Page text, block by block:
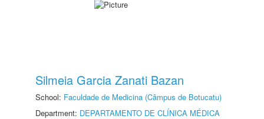
Silmeia Garcia Zanati Bazan
School: Faculdade de Medicina (Câmpus de Botucatu)
Department: DEPARTAMENTO DE CLÍNICA MÉDICA